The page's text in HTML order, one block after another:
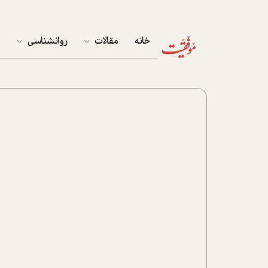
خانه مقالات روانشناسی